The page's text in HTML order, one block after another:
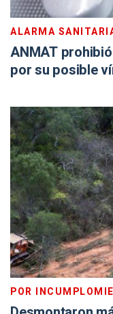
ALARMA
ANMAT
por su posible
POR